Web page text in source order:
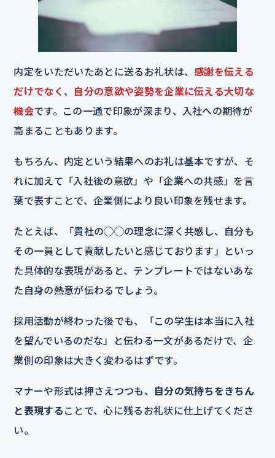
内定をいただいたあとに送るお礼状は、感謝を伝える
だけでなく、自分の意欲や姿勢を企業に伝える大切な
機会です。この一通で印象が深まり、入社への期待が
高まることもあります。
もちろん、内定という結果へのお礼は基本ですが、そ
れに加えて「入社後の意欲」や「企業への共感」を言
葉で表すことで、企業側により良い印象を残せます。
たとえば、「貴社の◯◯の理念に深く共感し、自分も
その一員として貢献したいと感じております」といっ
た具体的な表現があると、テンプレートではないあな
た自身の熱意が伝わるでしょう。
採用活動が終わった後でも、「この学生は本当に入社
を望んでいるのだな」と伝わる一文があるだけで、企
業側の印象は大きく変わるはずです。
マナーや形式は押さえつつも、
自分の気持ちをきちん
と表現する ことで、心に残るお礼状に仕上げてくださ
い。